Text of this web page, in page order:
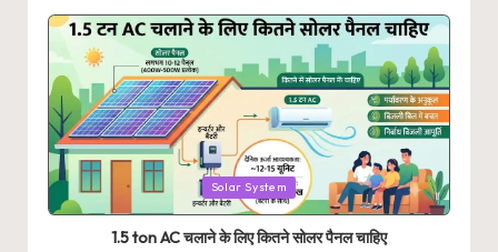
by
Posted
in
Solar System
1.5 ton AC चलाने के लिए कितने सोलर पैनल चाहिए